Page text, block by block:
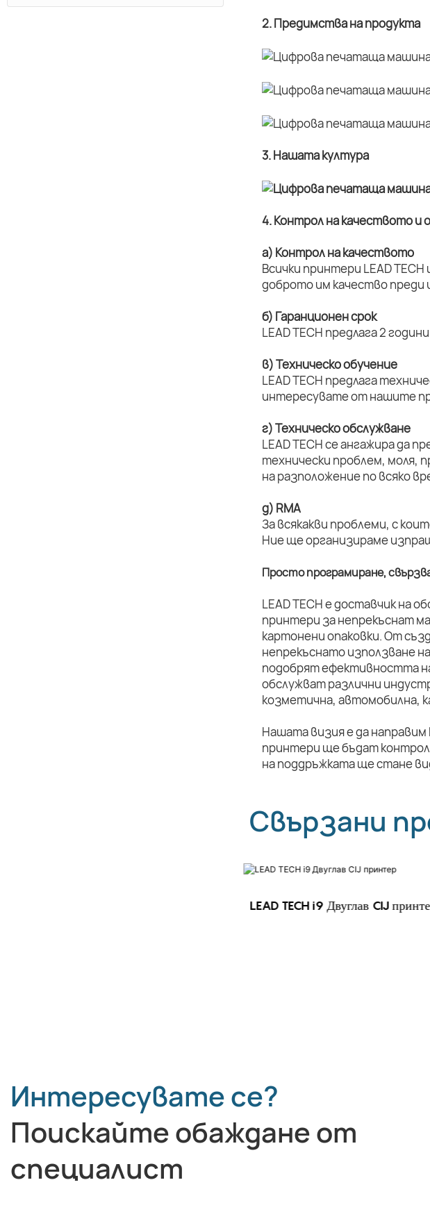
2. Предимства на продукта
3. Нашата култура
4. Контрол на качеството и
а) Контрол на качеството
Всички принтери LEAD
доброто им качество преди
б) Гаранционен срок
LEAD TECH предлага 2
в) Техническо обучение
LEAD TECH предлага
интересувате от нашите
г) Техническо обслужване
LEAD TECH се ангажира да
технически проблем, моля,
на разположение по всяко
д) RMA
За всякакви проблеми, с
Ние ще организираме
Просто програмиране,
LEAD TECH е доставчик на
принтери за непрекъснат
картонени опаковки. От
непрекъснато използване
подобрят ефективността
обслужват различни
козметична, автомобилна,
Нашата визия е да направим
принтери ще бъдат
на поддръжката ще стане
Свързани
LEAD TECH i9 Двуглав CIJ
Интересувате се?
Поискайте обаждане от
специалист